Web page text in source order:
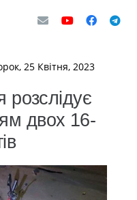
25 Квітня, 2023
розслідує
двох 16-